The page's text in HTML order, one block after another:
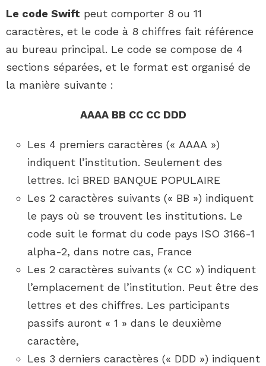
Le code Swift peut comporter 8 ou 11
caractères, et le code à 8 chiffres fait référence
au bureau principal. Le code se compose de 4
sections séparées, et le format est organisé de
la manière suivante :
AAAA BB CC CC DDD
Les 4 premiers caractères (« AAAA »)
indiquent l’institution. Seulement des
lettres. Ici BRED BANQUE POPULAIRE
Les 2 caractères suivants (« BB ») indiquent
le pays où se trouvent les institutions. Le
code suit le format du code pays ISO 3166-1
alpha-2, dans notre cas, France
Les 2 caractères suivants (« CC ») indiquent
l’emplacement de l’institution. Peut être des
lettres et des chiffres. Les participants
passifs auront « 1 » dans le deuxième
caractère,
Les 3 derniers caractères (« DDD ») indiquent